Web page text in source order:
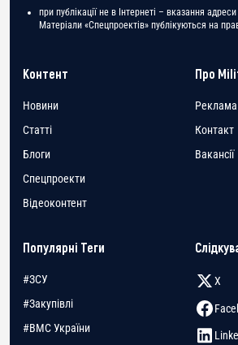
при публікації не в Інтернеті – вказання
Матеріали «Спецпроектів» публікуються на
Контент
Новини
Статті
Блоги
Спецпроекти
Відеоконтент
Про
Реклама
Контакт
Вакансії
Популярні Теги
#ЗСУ
#Закупівлі
#ВМС України
X